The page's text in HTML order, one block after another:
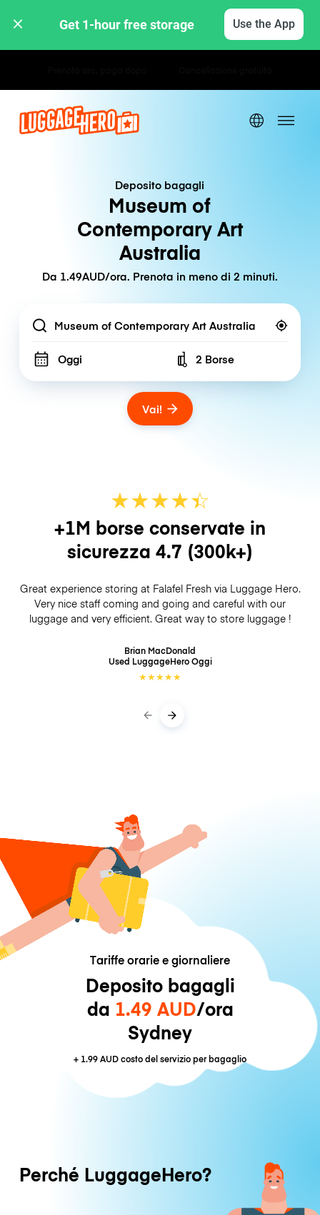
Get 1-hour free storage Use the App
Deposito bagagli
Museum of
Contemporary Art
Australia
Da 1.49AUD/ora. Prenota in meno di 2 minuti.
Location
Oggi Number of bags
2 Borse
Vai!
★★★★☆
★
+1M borse conservate in
sicurezza 4.7 (300k+)
Great experience storing at Falafel Fresh via Luggage Hero.
Very nice staff coming and going and careful with our
luggage and very efficient. Great way to store luggage !
Brian MacDonald
Used LuggageHeroOggi
★★★★★
Tariffe orarie e giornaliere
Deposito bagagli
da 1.49 AUD/ora
Sydney
+ 1.99 AUDcosto del servizio per bagaglio
Perché LuggageHero?